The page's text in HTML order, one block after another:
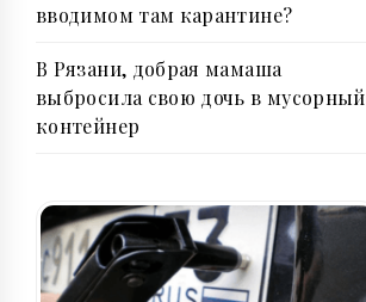
вводимом там карантине?
В Рязани, добрая мамаша
выбросила свою дочь в мусорный
контейнер